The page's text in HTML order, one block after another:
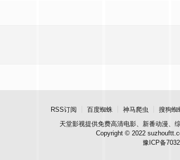
RSS订阅 百度蜘蛛 神马爬虫 搜狗蜘
天堂影视提供免费高清电影、新番动漫、
Copyright © 2022
豫ICP备